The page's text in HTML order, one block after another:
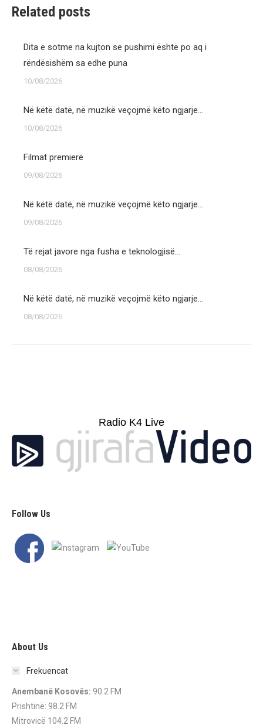
Related posts
Dita e sotme na kujton se pushimi është po aq i
rëndësishëm sa edhe puna
10/08/2026
Në këtë datë, në muzikë veçojmë këto ngjarje…
10/08/2026
Filmat premierë
09/08/2026
Në këtë datë, në muzikë veçojmë këto ngjarje…
09/08/2026
Të rejat javore nga fusha e teknologjisë…
08/08/2026
Në këtë datë, në muzikë veçojmë këto ngjarje…
08/08/2026
Radio K4 Live
Follow Us
About Us
Frekuencat
Anembanë Kosovës: 90.2 FM
Prishtinë: 98.2 FM
Mitrovicë 104.2 FM